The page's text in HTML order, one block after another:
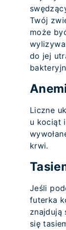
Twój
może
do jej
Liczne
u kociąt
krwi.
Jeśli
futerka
znajdują
się